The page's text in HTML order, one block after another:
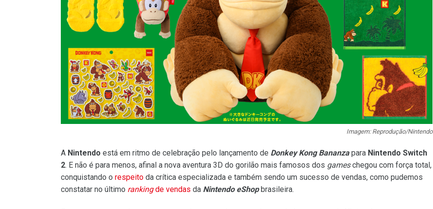
Imagem: Reprodução/Nintendo
A Nintendo está em ritmo de celebração pelo lançamento de Donkey Kong Bananzapara Nintendo Switch
2. E não é para menos, afinal a nova aventura 3D do gorilão mais famosos dos gameschegou com força total,
conquistando o respeito da crítica especializada e também sendo um sucesso de vendas, como pudemos
constatar no último rankingde vendas da Nintendo eShopbrasileira.